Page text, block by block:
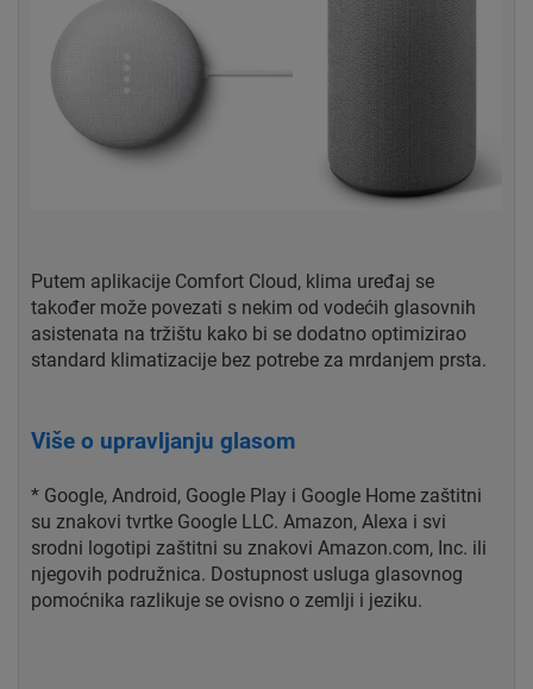
Putem aplikacije Comfort Cloud, klima uređaj se
također može povezati s nekim od vodećih glasovnih
asistenata na tržištu kako bi se dodatno optimizirao
standard klimatizacije bez potrebe za mrdanjem prsta.
Više o upravljanju glasom
* Google, Android, Google Play i Google Home zaštitni
su znakovi tvrtke Google LLC. Amazon, Alexa i svi
srodni logotipi zaštitni su znakovi Amazon.com, Inc. ili
njegovih podružnica. Dostupnost usluga glasovnog
pomoćnika razlikuje se ovisno o zemlji i jeziku.